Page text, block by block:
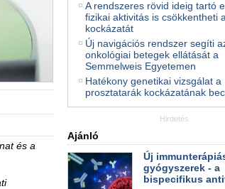
és a
A rendszeres rövid ideig tartó
fizikai aktivitás is csökkentheti
kockázatát
Új navigációs rendszer segíti
onkológiai betegek ellátását a
Semmelweis Egyetemen
Hatékony genetikai vizsgálat a
prosztatarák kockázatának
Hirdetés
Ajánló
Új
gyógyszerek - a
bispecifikus